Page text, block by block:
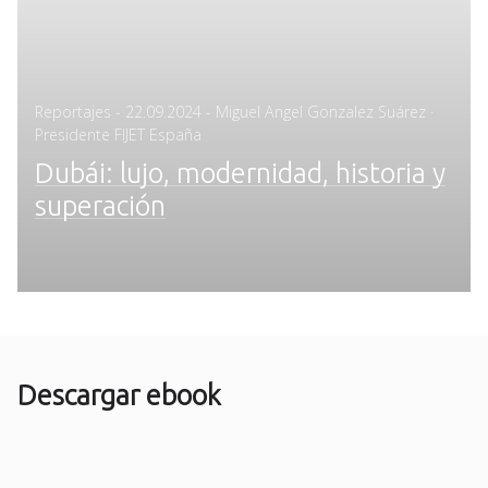
Reportajes - Posted
on
22.09.2024 - Miguel Angel Gonzalez Suárez ·
Presidente FIJET España
Dubái: lujo, modernidad, historia y
superación
Descargar ebook